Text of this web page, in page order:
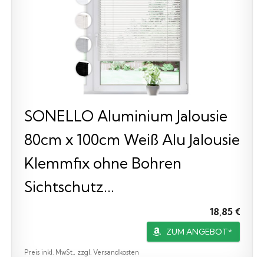
SONELLO Aluminium Jalousie
80cm x 100cm Weiß Alu Jalousie
Klemmfix ohne Bohren
Sichtschutz...
18,85 €
ZUM ANGEBOT*
Preis inkl. MwSt., zzgl. Versandkosten